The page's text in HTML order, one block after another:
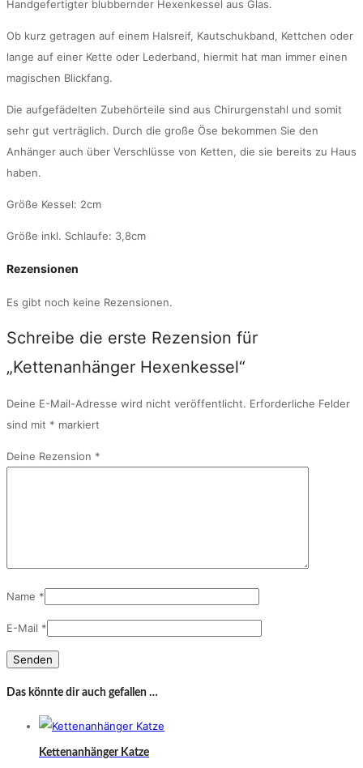
Handgefertigter blubbernder Hexenkessel aus Glas.
Ob kurz getragen auf einem Halsreif, Kautschukband, Kettchen oder
lange auf einer Kette oder Lederband, hiermit hat man immer einen
magischen Blickfang.
Die aufgefädelten Zubehörteile sind aus Chirurgenstahl und somit
sehr gut verträglich. Durch die große Öse bekommen Sie den
Anhänger auch über Verschlüsse von Ketten, die sie bereits zu Haus
haben.
Größe Kessel: 2cm
Größe inkl. Schlaufe: 3,8cm
Rezensionen
Es gibt noch keine Rezensionen.
Schreibe die erste Rezension für
„Kettenanhänger Hexenkessel“
Deine E-Mail-Adresse wird nicht veröffentlicht. Erforderliche Felder
sind mit * markiert
Deine Rezension *
Name *
E-Mail *
Das könnte dir auch gefallen …
Kettenanhänger Katze